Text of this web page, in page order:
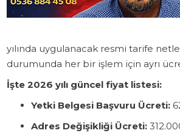
yılında uygulanacak resmi tarife
durumunda her bir işlem için ayrı
İşte 2026 yılı güncel fiyat listesi:
Yetki Belgesi Başvuru Ücreti:
Adres Değişikliği Ücreti: